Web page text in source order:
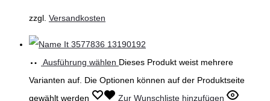
zzgl. Versandkosten
Ausführung wählen Dieses Produkt weist mehrere
Varianten auf. Die Optionen können auf der Produktseite
gewählt werden
Zur Wunschliste hinzufügen